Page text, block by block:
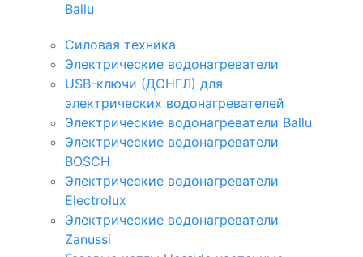
Ballu
Силовая техника
Электрические водонагреватели
USB-ключи (ДОНГЛ) для
электрических водонагревателей
Электрические водонагреватели Ballu
Электрические водонагреватели
BOSCH
Электрические водонагреватели
Electrolux
Электрические водонагреватели
Zanussi